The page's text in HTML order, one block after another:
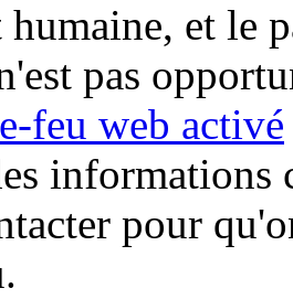
et le
pas
feu web activé
informations
pour